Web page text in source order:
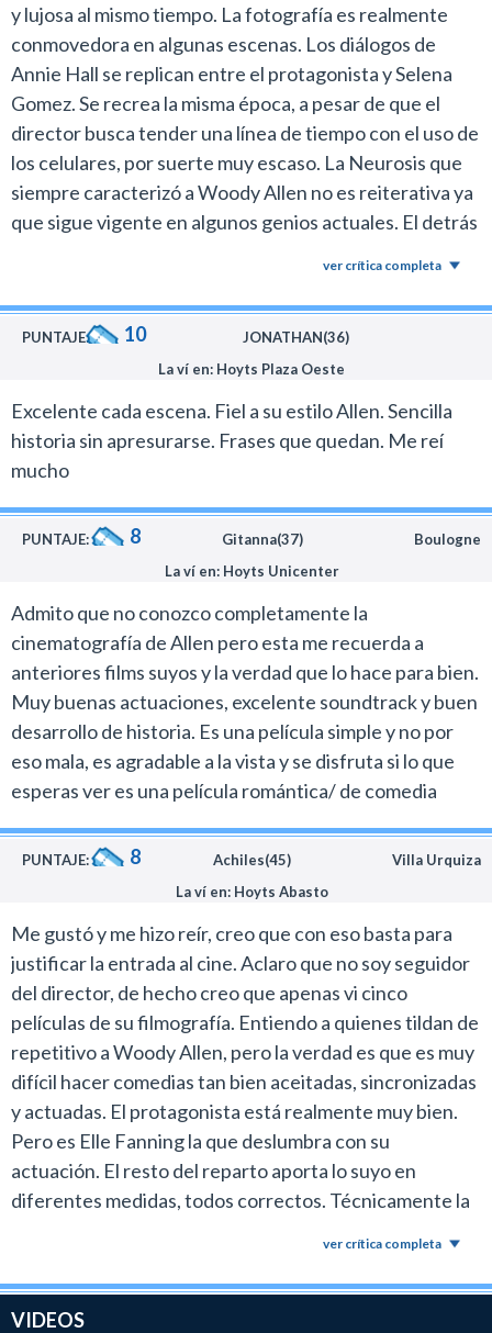
y lujosa al mismo tiempo. La fotografía es realmente
conmovedora en algunas escenas. Los diálogos de
Annie Hall se replican entre el protagonista y Selena
Gomez. Se recrea la misma época, a pesar de que el
director busca tender una línea de tiempo con el uso de
los celulares, por suerte muy escaso. La Neurosis que
siempre caracterizó a Woody Allen no es reiterativa ya
que sigue vigente en algunos genios actuales. El detrás
ver crítica completa
PUNTAJE: 10
JONATHAN(36)
La ví en: Hoyts Plaza Oeste
Excelente cada escena. Fiel a su estilo Allen. Sencilla
historia sin apresurarse. Frases que quedan. Me reí
mucho
PUNTAJE: 8 Gitanna(37)
Boulogne
La ví en: Hoyts Unicenter
Admito que no conozco completamente la
cinematografía de Allen pero esta me recuerda a
anteriores films suyos y la verdad que lo hace para bien.
Muy buenas actuaciones, excelente soundtrack y buen
desarrollo de historia. Es una película simple y no por
eso mala, es agradable a la vista y se disfruta si lo que
esperas ver es una película romántica/ de comedia
PUNTAJE: 8 Achiles(45)
Villa Urquiza
La ví en: Hoyts Abasto
Me gustó y me hizo reír, creo que con eso basta para
justificar la entrada al cine. Aclaro que no soy seguidor
del director, de hecho creo que apenas vi cinco
películas de su filmografía. Entiendo a quienes tildan de
repetitivo a Woody Allen, pero la verdad es que es muy
difícil hacer comedias tan bien aceitadas, sincronizadas
y actuadas. El protagonista está realmente muy bien.
Pero es Elle Fanning la que deslumbra con su
actuación. El resto del reparto aporta lo suyo en
diferentes medidas, todos correctos. Técnicamente la
ver crítica completa
VIDEOS